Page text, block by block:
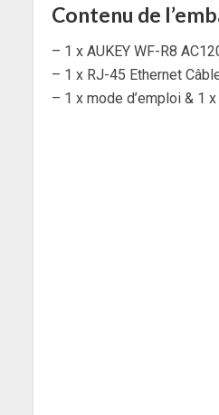
Contenu de
– 1 x AUKEY WF-R8
– 1 x RJ-45 Ethernet
– 1 x mode d’emploi & 1